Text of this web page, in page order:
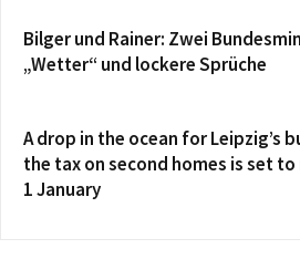
Bilger und Rainer: Zwei
„Wetter“ und lockere Sprüche
A drop in the ocean for Leipzig’s
the tax on second homes is set
1 January